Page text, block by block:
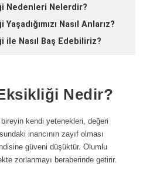
Nedenleri Nelerdir?
Nasıl Anlarız?
ile Nasıl Baş Edebiliriz?
Nedir?
kendi yetenekleri, değeri
inancının zayıf olması
güveni düşüktür. Olumlu
zorlanmayı beraberinde getirir.